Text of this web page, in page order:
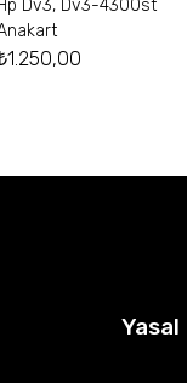
Dv3, Dv3-4300st
1.250,00
Yasal